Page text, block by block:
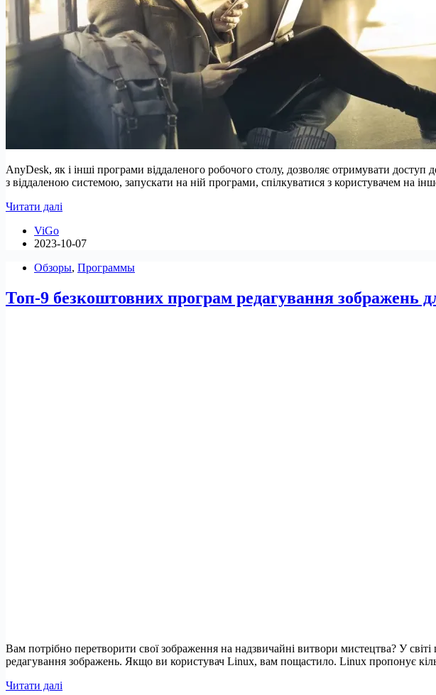
AnyDesk, як і інші програми віддаленого робочого столу, дозволяє отримувати
з віддаленою системою, запускати на ній програми, спілкуватися з користувачем на
Читати далі
AnyDesk
Linux
ViGo
2023-10-07
Обзоры, Программы
Топ-9 безкоштовних програм редагування зображень
Вам потрібно перетворити свої зображення на надзвичайні витвори мистецтва? У
редагування зображень. Якщо ви користувач Linux, вам пощастило. Linux пропонує
Читати далі